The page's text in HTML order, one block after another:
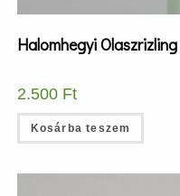
Halomhegyi
2.500 Ft
Kosárba teszem